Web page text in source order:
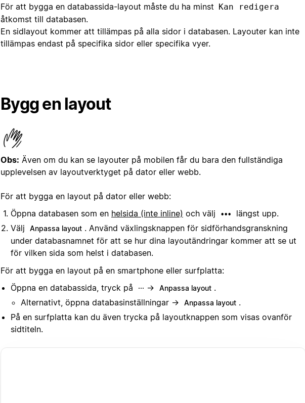
För att bygga en databassida-layout måste du ha minst Kan redigera
åtkomst till databasen.
En sidlayout kommer att tillämpas på alla sidor i databasen. Layouter kan inte
tillämpas endast på specifika sidor eller specifika vyer.
Bygg en layout
Obs: Även om du kan se layouter på mobilen får du bara den fullständiga
upplevelsen av layoutverktyget på dator eller webb.
För att bygga en layout på dator eller webb:
Öppna databasen som en helsida (inte inline) och välj •••
längst upp.
Välj
Anpassa layout . Använd växlingsknappen för sidförhandsgranskning
under databasnamnet för att se hur dina layoutändringar kommer att se ut
för vilken sida som helst i databasen.
För att bygga en layout på en smartphone eller surfplatta:
Öppna en databassida, tryck på
··· → Anpassa layout .
Alternativt, öppna databasinställningar →
Anpassa layout .
På en surfplatta kan du även trycka på layoutknappen som visas ovanför
sidtiteln.